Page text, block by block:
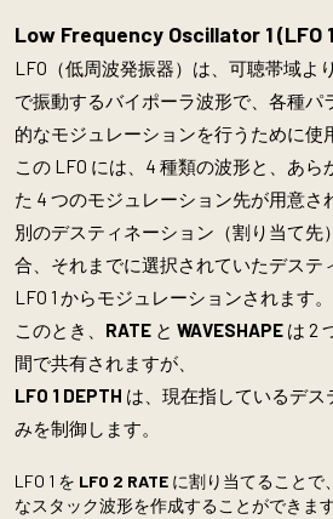
Low Frequency Oscillator 1 (LFO
LFO（低周波発振器）は、可聴帯域よ
で振動するバイポーラ波形で、各種パ
的なモジュレーションを行うために使
この LFO には、4 種類の波形と、あ
た 4 つのモジュレーション先が用意さ
別のデスティネーション（割り当て先
合、それまでに選択されていたデステ
LFO 1 からモジュレーションされます。
このとき、 RATE と WAVESHAPE は 2
間で共有されますが、
LFO 1 DEPTH は、現在指しているデ
みを制御します。
LFO 1 を LFO 2 RATE に割り当てることで、
なスタック波形を作成することができます